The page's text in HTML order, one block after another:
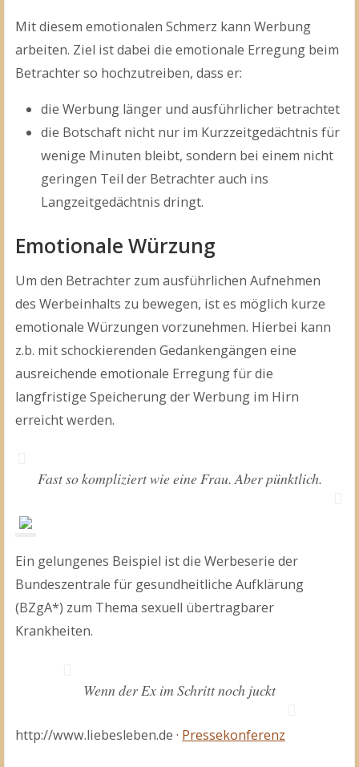
Mit diesem emotionalen Schmerz kann Werbung
arbeiten. Ziel ist dabei die emotionale Erregung beim
Betrachter so hochzutreiben, dass er:
die Werbung länger und ausführlicher betrachtet
die Botschaft nicht nur im Kurzzeitgedächtnis für
wenige Minuten bleibt, sondern bei einem nicht
geringen Teil der Betrachter auch ins
Langzeitgedächtnis dringt.
Emotionale Würzung
Um den Betrachter zum ausführlichen Aufnehmen
des Werbeinhalts zu bewegen, ist es möglich kurze
emotionale Würzungen vorzunehmen. Hierbei kann
z.b. mit schockierenden Gedankengängen eine
ausreichende emotionale Erregung für die
langfristige Speicherung der Werbung im Hirn
erreicht werden.
Fast so kompliziert wie eine Frau. Aber pünktlich.
Ein gelungenes Beispiel ist die Werbeserie der
Bundeszentrale für gesundheitliche Aufklärung
(BZgA*) zum Thema sexuell übertragbarer
Krankheiten.
Wenn der Ex im Schritt noch juckt
http://www.liebesleben.de · Pressekonferenz